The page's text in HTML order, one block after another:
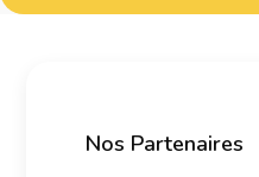
Nos Partenaires